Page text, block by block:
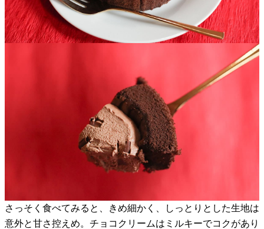
さっそく食べてみると、きめ細かく、しっとりとした生地は
意外と甘さ控えめ。チョコクリームはミルキーでコクがあり